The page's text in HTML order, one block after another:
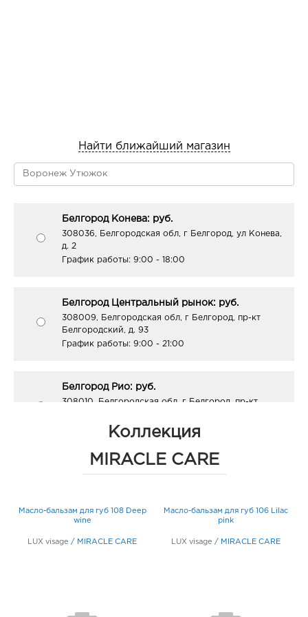
Найти ближайший магазин
Белгород Конева: руб.
308036, Белгородская обл, г Белгород, ул Конева,
д. 2
График работы: 9:00 - 18:00
Белгород Центральный рынок: руб.
308009, Белгородская обл, г Белгород, пр-кт
Белгородский, д. 93
График работы: 9:00 - 21:00
Белгород Рио: руб.
308010, Белгородская обл, г Белгород, пр-кт
График работы:10:00 - 21:00
График работы:10:00 - 21:00
Коллекция
MIRACLE CARE
Масло-бальзам для губ 108 Deep
wine
LUX visage / MIRACLE CARE
Масло-бальзам для губ 106 Lilac
pink
LUX visage / MIRACLE CARE